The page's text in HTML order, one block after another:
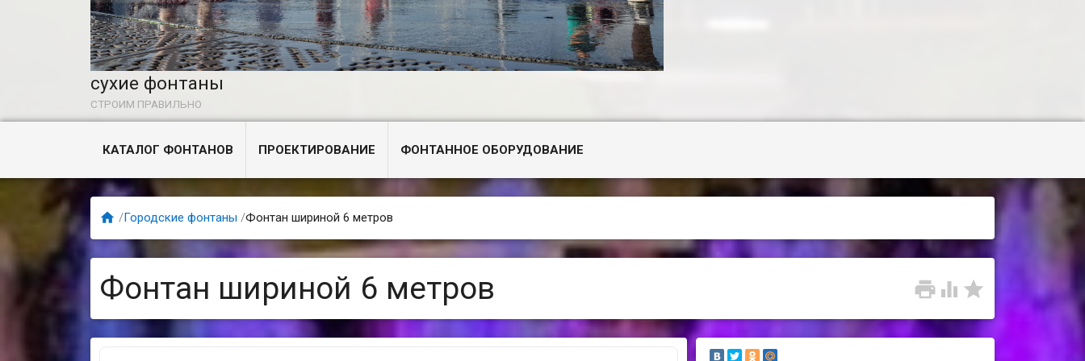
сухие фонтаны
СТРОИМ ПРАВИЛЬНО
КАТАЛОГ ФОНТАНОВ ПРОЕКТИРОВАНИЕ ФОНТАННОЕ ОБОРУДОВАНИЕ
 /Городские фонтаны /Фонтан шириной 6 метров
  
Фонтан шириной 6 метров